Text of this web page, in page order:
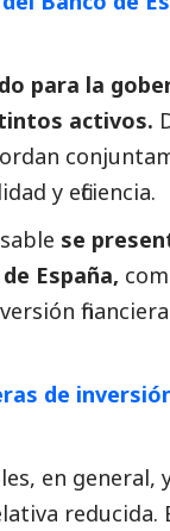
para la
activos.
y eficiencia.
se
España,
de
en general,